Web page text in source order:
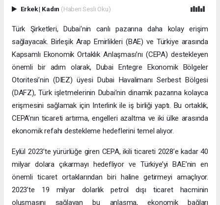
Erkek| Kadın (Haberi Sesli Oku)
Türk Şirketleri, Dubai’nin canlı pazarına daha kolay erişim
sağlayacak. Birleşik Arap Emirlikleri (BAE) ve Türkiye arasında
Kapsamlı Ekonomik Ortaklık Anlaşması’nı (CEPA) destekleyen
önemli bir adım olarak, Dubai Entegre Ekonomik Bölgeler
Otoritesi’nin (DIEZ) üyesi Dubai Havalimanı Serbest Bölgesi
(DAFZ), Türk işletmelerinin Dubai’nin dinamik pazarına kolayca
erişmesini sağlamak için Interlink ile iş birliği yaptı. Bu ortaklık,
CEPA’nın ticareti artırma, engelleri azaltma ve iki ülke arasında
ekonomik refahı destekleme hedeflerini temel alıyor.
Eylül 2023’te yürürlüğe giren CEPA, ikili ticareti 2028’e kadar 40
milyar dolara çıkarmayı hedefliyor ve Türkiye’yi BAE’nin en
önemli ticaret ortaklarından biri haline getirmeyi amaçlıyor.
2023’te 19 milyar dolarlık petrol dışı ticaret hacminin
oluşmasını sağlayan bu anlaşma, ekonomik bağları